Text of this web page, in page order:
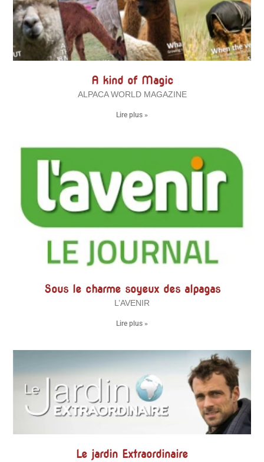
A kind of Magic
ALPACA WORLD MAGAZINE
Lire plus »
Sous le charme soyeux des alpagas
L’AVENIR
Lire plus »
Le jardin Extraordinaire